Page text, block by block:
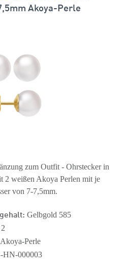
Akoya-Perle
zum Outfit - Ohrstecker in
2 weißen Akoya Perlen mit je
von 7-7,5mm.
Gelbgold 585
2
Akoya-Perle
HN-000003